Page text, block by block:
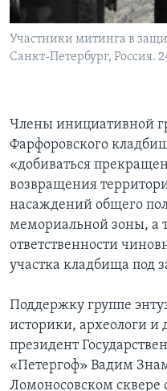
Участники митинга в
Санкт-Петербург, Россия.
Члены инициативной
Фарфоровского
«добиваться
возвращения
насаждений общего
мемориальной зоны, а
ответственности
участка кладбища под
Поддержку группе
историки, археологи и
президент
«Петергоф» Вадим
Ломоносовском